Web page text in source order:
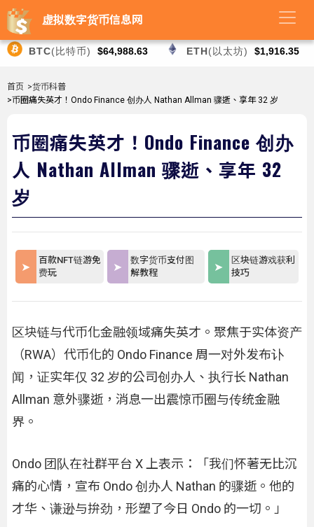
虚拟数字货币信息网
BTC(比特币) $64,988.63 ETH(以太坊) $1,916.35
首页 >货币科普
>币圈痛失英才！Ondo Finance 创办人 Nathan Allman 骤逝、享年 32 岁
币圈痛失英才！Ondo Finance 创办
人 Nathan Allman 骤逝、享年 32
岁
百款NFT链游免
费玩
数字货币支付图
解教程
区块链游戏获利
技巧
区块链与代币化金融领域痛失英才。聚焦于实体资产
（RWA）代币化的 Ondo Finance 周一对外发布讣
闻，证实年仅 32 岁的公司创办人、执行长 Nathan
Allman 意外骤逝，消息一出震惊币圈与传统金融
界。
Ondo 团队在社群平台 X 上表示：「我们怀著无比沉
痛的心情，宣布 Ondo 创办人 Nathan 的骤逝。他的
才华、谦逊与拚劲，形塑了今日 Ondo 的一切。」